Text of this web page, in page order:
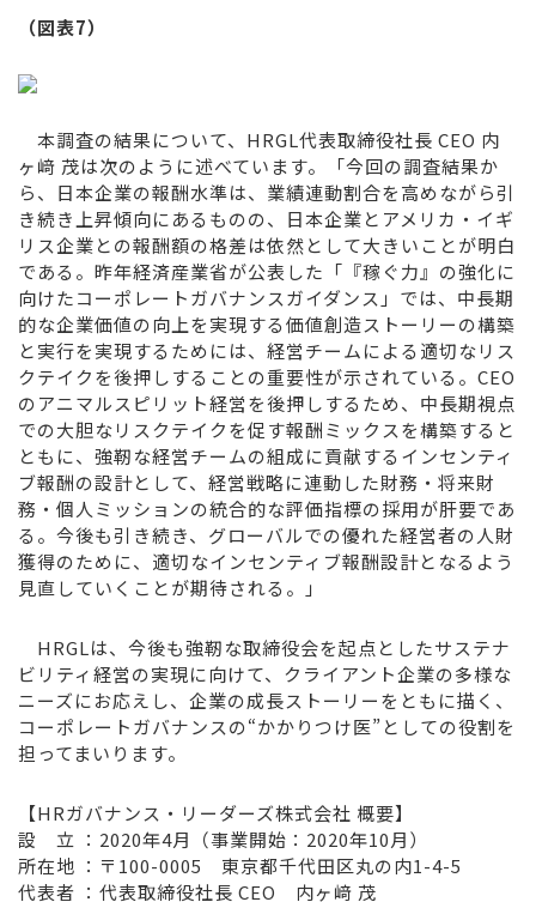
（図表7）
本調査の結果について、HRGL代表取締役社長 CEO 内
ヶ﨑 茂は次のように述べています。「今回の調査結果か
ら、日本企業の報酬水準は、業績連動割合を高めながら引
き続き上昇傾向にあるものの、日本企業とアメリカ・イギ
リス企業との報酬額の格差は依然として大きいことが明白
である。昨年経済産業省が公表した「『稼ぐ力』の強化に
向けたコーポレートガバナンスガイダンス」では、中長期
的な企業価値の向上を実現する価値創造ストーリーの構築
と実行を実現するためには、経営チームによる適切なリス
クテイクを後押しすることの重要性が示されている。CEO
のアニマルスピリット経営を後押しするため、中長期視点
での大胆なリスクテイクを促す報酬ミックスを構築すると
ともに、強靭な経営チームの組成に貢献するインセンティ
ブ報酬の設計として、経営戦略に連動した財務・将来財
務・個人ミッションの統合的な評価指標の採用が肝要であ
る。今後も引き続き、グローバルでの優れた経営者の人財
獲得のために、適切なインセンティブ報酬設計となるよう
見直していくことが期待される。」
HRGLは、今後も強靭な取締役会を起点としたサステナ
ビリティ経営の実現に向けて、クライアント企業の多様な
ニーズにお応えし、企業の成長ストーリーをともに描く、
コーポレートガバナンスの“かかりつけ医”としての役割を
担ってまいります。
【HRガバナンス・リーダーズ株式会社 概要】
設 立 ：2020年4月（事業開始：2020年10月）
所在地 ：〒100-0005 東京都千代田区丸の内1-4-5
代表者 ：代表取締役社長 CEO 内ヶ﨑 茂